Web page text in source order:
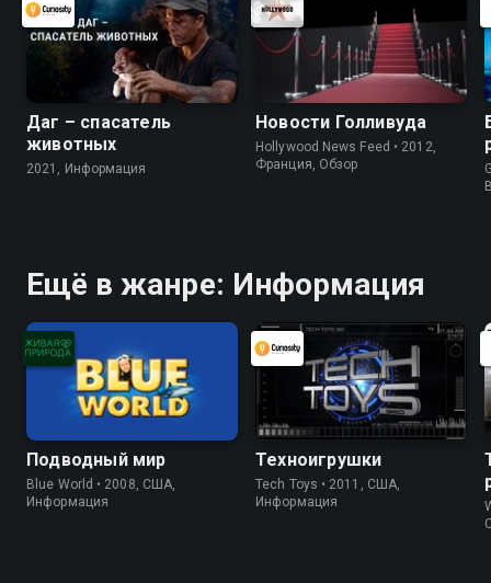
Даг – спасатель
животных
2021, Информация
Новости Голливуда
Hollywood News Feed • 2012,
Франция, Обзор
Ещё в жанре: Информация
Подводный мир
Blue World • 2008, США,
Информация
Техноигрушки
Tech Toys • 2011, США,
Информация